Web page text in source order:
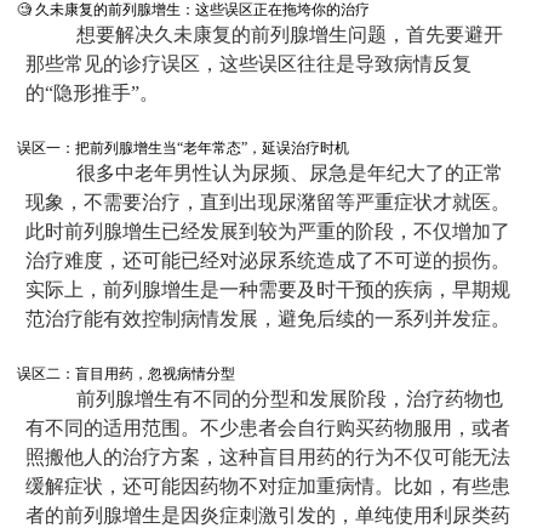
🧐 久未康复的前列腺增生：这些误区正在拖垮你的治疗
想要解决久未康复的前列腺增生问题，首先要避开
那些常见的诊疗误区，这些误区往往是导致病情反复
的“隐形推手”。
误区一：把前列腺增生当“老年常态”，延误治疗时机
很多中老年男性认为尿频、尿急是年纪大了的正常
现象，不需要治疗，直到出现尿潴留等严重症状才就医。
此时前列腺增生已经发展到较为严重的阶段，不仅增加了
治疗难度，还可能已经对泌尿系统造成了不可逆的损伤。
实际上，前列腺增生是一种需要及时干预的疾病，早期规
范治疗能有效控制病情发展，避免后续的一系列并发症。
误区二：盲目用药，忽视病情分型
前列腺增生有不同的分型和发展阶段，治疗药物也
有不同的适用范围。不少患者会自行购买药物服用，或者
照搬他人的治疗方案，这种盲目用药的行为不仅可能无法
缓解症状，还可能因药物不对症加重病情。比如，有些患
者的前列腺增生是因炎症刺激引发的，单纯使用利尿类药